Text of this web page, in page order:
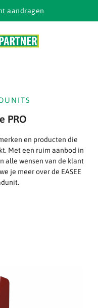
aandragen
PRO
en producten die
Met een ruim aanbod in
alle wensen van de klant
je meer over de EASEE